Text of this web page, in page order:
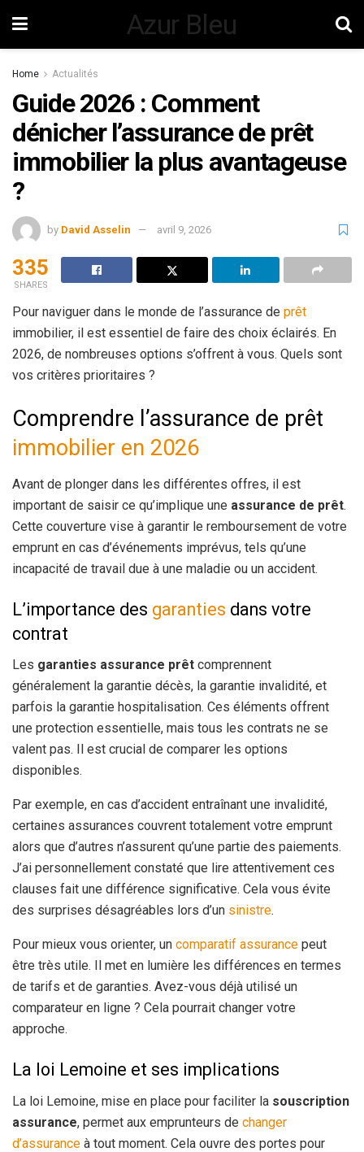
Azur Bleu
Home Actualités
Guide 2026 : Comment
dénicher l’assurance de prêt
immobilier la plus avantageuse
?
by David Asselin avril 9, 2026
335
SHARES
Pour naviguer dans le monde de l’assurance de prêt
immobilier, il est essentiel de faire des choix éclairés. En
2026, de nombreuses options s’offrent à vous. Quels sont
vos critères prioritaires ?
Comprendre l’assurance de prêt
immobilier en 2026
Avant de plonger dans les différentes offres, il est
important de saisir ce qu’implique une assurance de prêt.
Cette couverture vise à garantir le remboursement de votre
emprunt en cas d’événements imprévus, tels qu’une
incapacité de travail due à une maladie ou un accident.
L’importance des garanties dans votre
contrat
Les garanties assurance prêt comprennent
généralement la garantie décès, la garantie invalidité, et
parfois la garantie hospitalisation. Ces éléments offrent
une protection essentielle, mais tous les contrats ne se
valent pas. Il est crucial de comparer les options
disponibles.
Par exemple, en cas d’accident entraînant une invalidité,
certaines assurances couvrent totalement votre emprunt
alors que d’autres n’assurent qu’une partie des paiements.
J’ai personnellement constaté que lire attentivement ces
clauses fait une différence significative. Cela vous évite
des surprises désagréables lors d’un sinistre.
Pour mieux vous orienter, un comparatif assurance peut
être très utile. Il met en lumière les différences en termes
de tarifs et de garanties. Avez-vous déjà utilisé un
comparateur en ligne ? Cela pourrait changer votre
approche.
La loi Lemoine et ses implications
La loi Lemoine, mise en place pour faciliter la souscription
assurance, permet aux emprunteurs de changer
d’assurance à tout moment. Cela ouvre des portes pour